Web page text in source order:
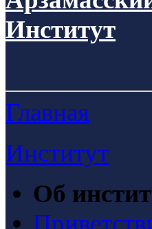
Институт
Главная
Институт
Об